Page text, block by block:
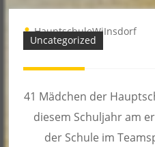
Uncategorized
HauptschuleWiInsdorf
41 Mädchen der
diesem Schuljahr am
der Schule im